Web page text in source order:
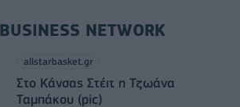
NETWORK
allstarbasket.gr
Στο Κάνσας Στέιτ η Τζωάνα
Ταμπάκου (pic)